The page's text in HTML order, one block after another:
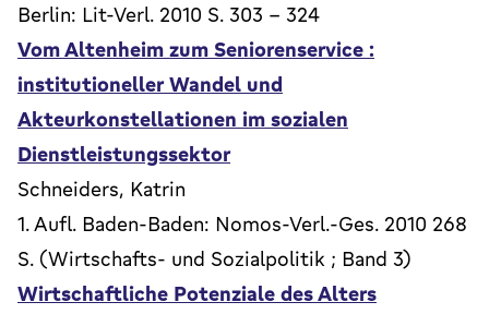
Berlin: Lit-Verl. 2010 S. 303 - 324
Vom Altenheim zum Seniorenservice :
institutioneller Wandel und
Akteurkonstellationen im sozialen
Dienstleistungssektor
Schneiders, Katrin
1. Aufl. Baden-Baden: Nomos-Verl.-Ges. 2010 268
S. (Wirtschafts- und Sozialpolitik ; Band 3)
Wirtschaftliche Potenziale des Alters